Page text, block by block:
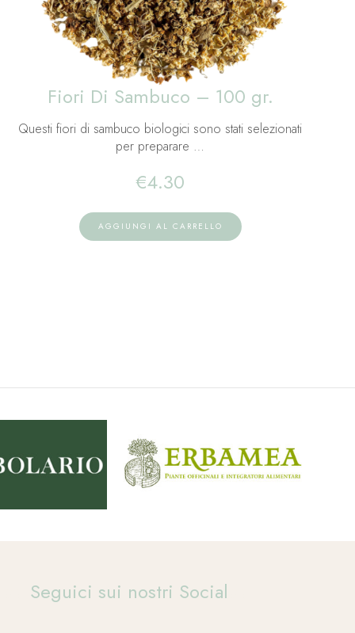
Fiori Di Sambuco – 100 gr.
Questi fiori di sambuco biologici sono stati selezionati
per preparare …
€4.30
AGGIUNGI AL CARRELLO
Seguici sui nostri Social